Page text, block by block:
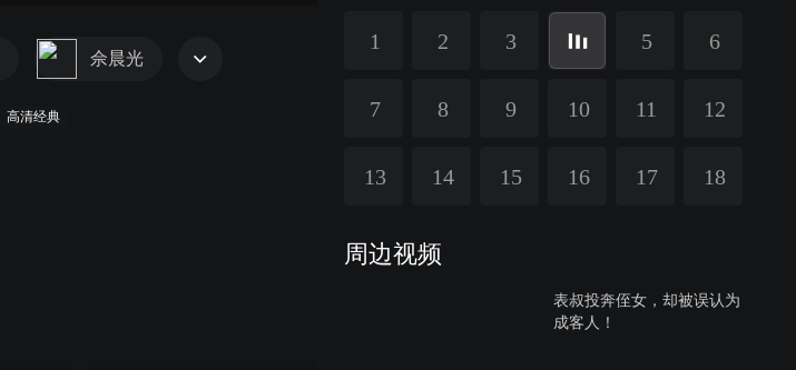
1 2 3 5 6
7 8 9 10 11 12
13 14 15 16 17 18
周边视频
表叔投奔侄女，却被误认为
成客人！
佘晨光
高清经典